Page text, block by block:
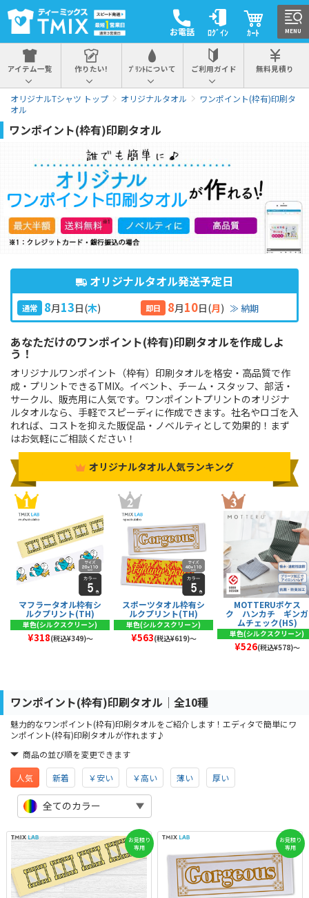
お電話 ﾛｸﾞｲﾝ ｶｰﾄ
アイテム一覧 作りたい! ﾌﾟﾘﾝﾄについて ご利用ガイド 無料見積り
オリジナルTシャツ トップ オリジナルタオル
ワンポイント(枠有)印刷タ
オル
ワンポイント(枠有)印刷タオル
オリジナルタオル発送予定日
通常 8月13日(木) 即日 8月10日(月) ≫ 納期
あなただけのワンポイント(枠有)印刷タオルを作成しよ
う！
オリジナルワンポイント（枠有）印刷タオルを格安・高品質で作
成・プリントできるTMIX。イベント、チーム・スタッフ、部活・
サークル、販売用に人気です。ワンポイントプリントのオリジナ
ルタオルなら、手軽でスピーディに作成できます。社名やロゴを入
れれば、コストを抑えた販促品・ノベルティとして効果的！まず
はお気軽にご相談ください！
オリジナルタオル人気ランキング
マフラータオル枠有シ
ルクプリント(TH)
単色(シルクスクリーン)
¥318(税込¥349)～
スポーツタオル枠有シ
ルクプリント(TH)
単色(シルクスクリーン)
¥563(税込¥619)～
MOTTERUポケス
ク ハンカチ ギンガ
ムチェック(HS)
単色(シルクスクリーン)
¥526(税込¥578)～
ワンポイント(枠有)印刷タオル│全10種
魅力的なワンポイント(枠有)印刷タオルをご紹介します！エディタで簡単にワ
ンポイント(枠有)印刷タオルが作れます♪
商品の並び順を変更できます
人気
新着 ￥安い ￥高い 薄い 厚い
全てのカラー
お見積り
専用
お見積り
専用
MENU